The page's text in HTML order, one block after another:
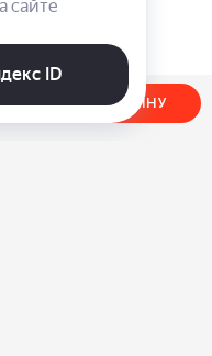
ДОБАВИТЬ В КОРЗИНУ